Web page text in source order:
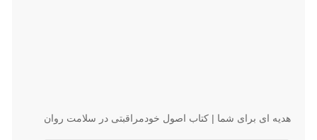
هدیه ای برای شما | کتاب اصول خودمراقبتی در سلامت روان